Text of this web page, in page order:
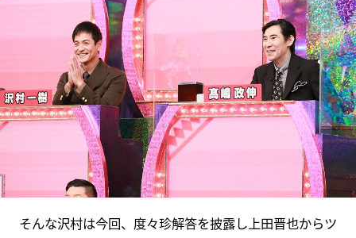
そんな沢村は今回、度々珍解答を披露し上田晋也からツ